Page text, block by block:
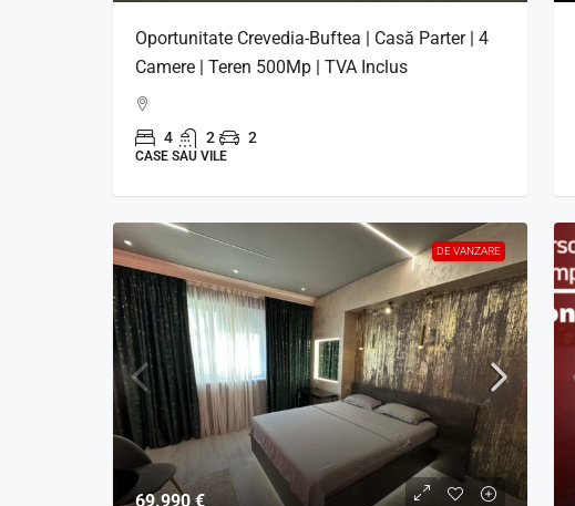
Oportunitate Crevedia-Buftea | Casă Parter | 4
Camere | Teren 500Mp | TVA Inclus
4 2 2
CASE SAU VILE
DE VANZARE
69.990 €